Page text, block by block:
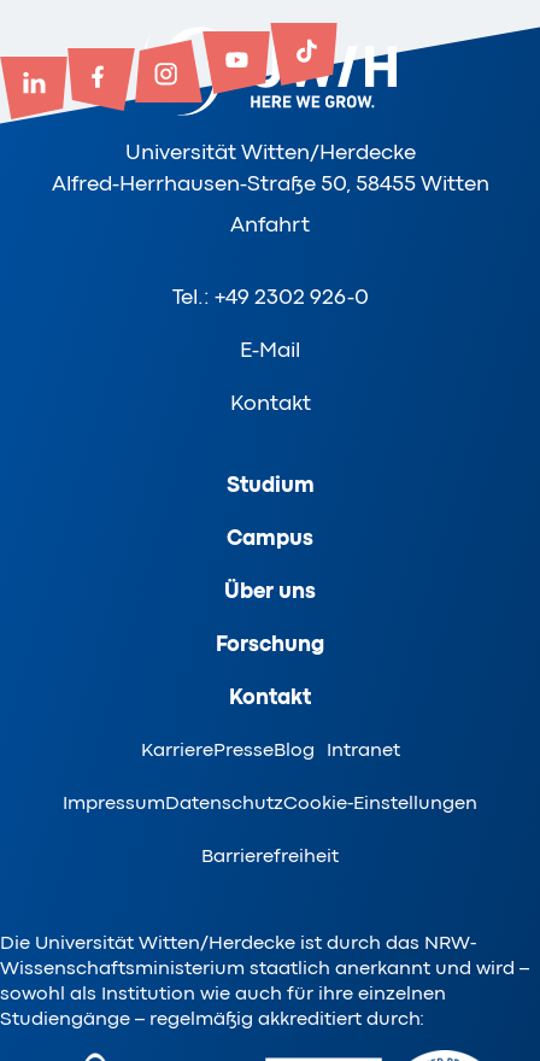
Universität Witten/Herdecke
Alfred-Herrhausen-Straße 50, 58455 Witten
Anfahrt
Tel.: +49 2302 926-0
E-Mail
Kontakt
Studium
Campus
Über uns
Forschung
Kontakt
KarrierePresseBlog Intranet
ImpressumDatenschutzCookie-Einstellungen
Barrierefreiheit
Die Universität Witten/Herdecke ist durch das NRW-
Wissenschaftsministerium staatlich anerkannt und wird –
sowohl als Institution wie auch für ihre einzelnen
Studiengänge – regelmäßig akkreditiert durch: